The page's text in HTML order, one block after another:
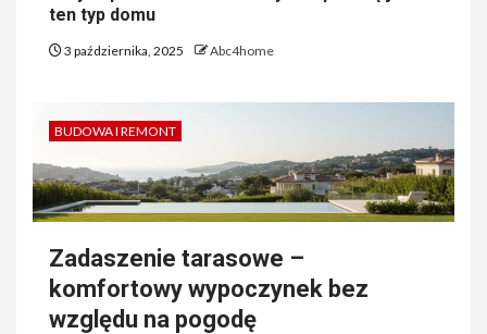
ten typ domu
3 października, 2025 Abc4home
BUDOWA I REMONT
Zadaszenie tarasowe –
komfortowy wypoczynek bez
względu na pogodę